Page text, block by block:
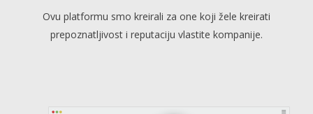
Ovu platformu smo kreirali za one koji žele kreirati
prepoznatljivost i reputaciju vlastite kompanije.